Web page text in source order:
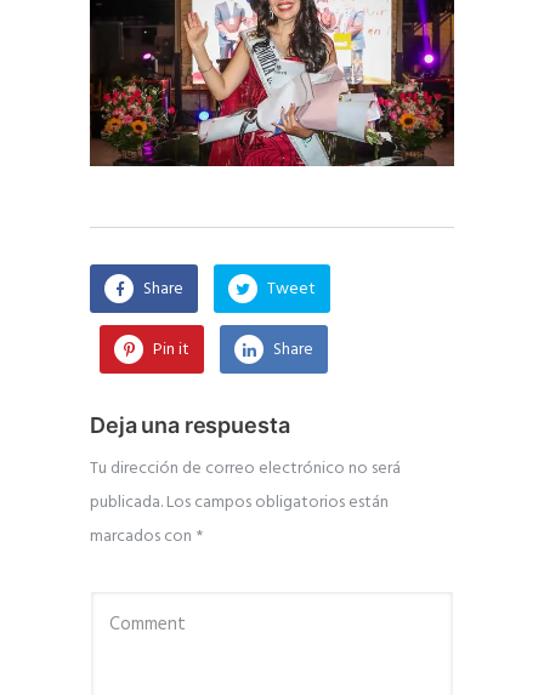
Share Tweet
Pin it Share
Deja una respuesta
Tu dirección de correo electrónico no será
publicada.Los campos obligatorios están
marcados con *